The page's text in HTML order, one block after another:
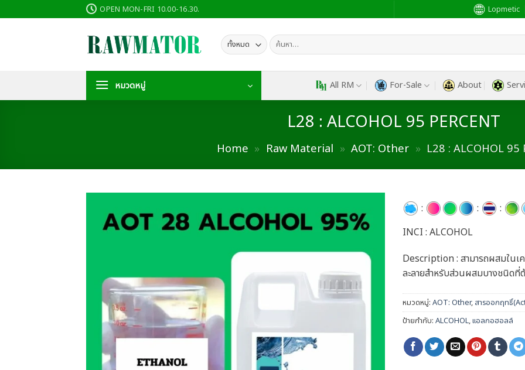
ไป
OPEN MON-FRI 10.00-16.30. Lopmetic
ค้นหา:
หมวดหมู่ All RM For-Sale About
L28 : ALCOHOL 95 PERCENT
Home » Raw Material » AOT: Other » L28 : ALCOHOL 95
Add to
: :
:
INCI : ALCOHOL
Description : สามารถผสมในเ
ละลายสำหรับส่วนผสมบางชนิดที่
หมวดหมู่: AOT: Other, สารออกฤทธิ์
ป้ายกำกับ: ALCOHOL,แอลกอฮอลล์